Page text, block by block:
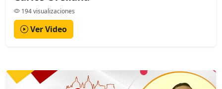
194 visualizaciones
Ver Video